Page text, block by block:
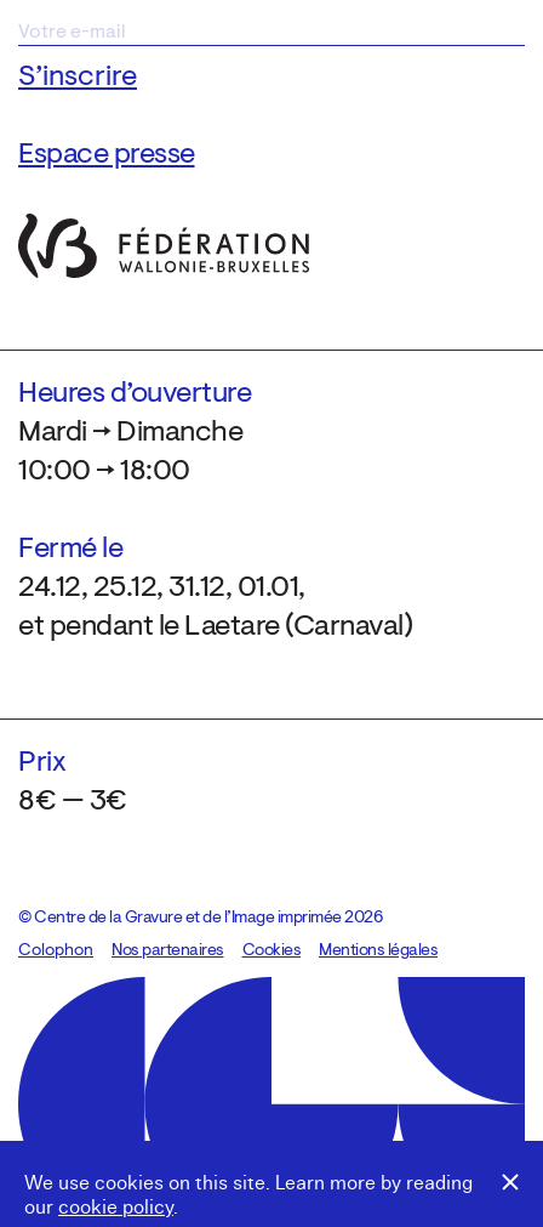
We use cookies on this site. Learn more by reading
our cookie policy.
Espace presse
Heures d’ouverture
Mardi → Dimanche
10:00 → 18:00
Fermé le
24.12, 25.12, 31.12, 01.01,
et pendant le Laetare (Carnaval)
Prix
8€ — 3€
© Centre de la Gravure et de l’Image imprimée 2026
Colophon
Design:Marcel Kaczmarek, code:8080.studio
Nos partenaires Cookies Mentions légales